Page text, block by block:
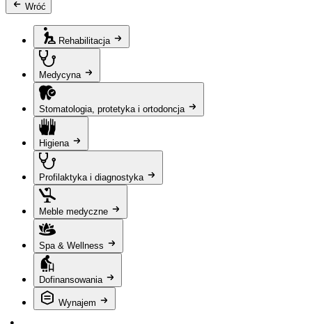
Wróć
Rehabilitacja
Medycyna
Stomatologia, protetyka i ortodoncja
Higiena
Profilaktyka i diagnostyka
Meble medyczne
Spa & Wellness
Dofinansowania
Wynajem